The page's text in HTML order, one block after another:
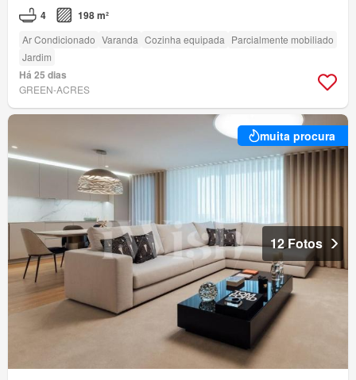
4 198 m²
Ar Condicionado Varanda Cozinha equipada Parcialmente mobiliado
Jardim
Há 25 dias
GREEN-ACRES
muita procura
12 Fotos